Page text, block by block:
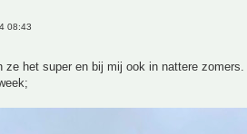
08:43
ze het super en bij mij ook in nattere zomers.